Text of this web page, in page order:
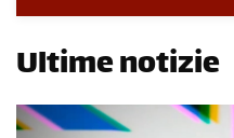
Ultime notizie